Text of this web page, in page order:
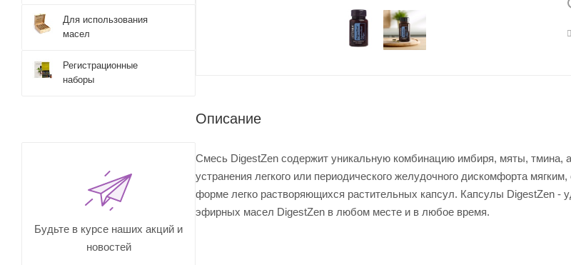
Описание
Смесь DigestZen содержит уникальную комбинацию имбиря, мяты, тмина,
устранения легкого или периодического желудочного дискомфорта
форме легко растворяющихся растительных капсул. Капсулы DigestZen
эфирных масел DigestZen в любом месте и в любое время.
Для использования
масел
Регистрационные
наборы
Будьте в курсе наших акций и
новостей